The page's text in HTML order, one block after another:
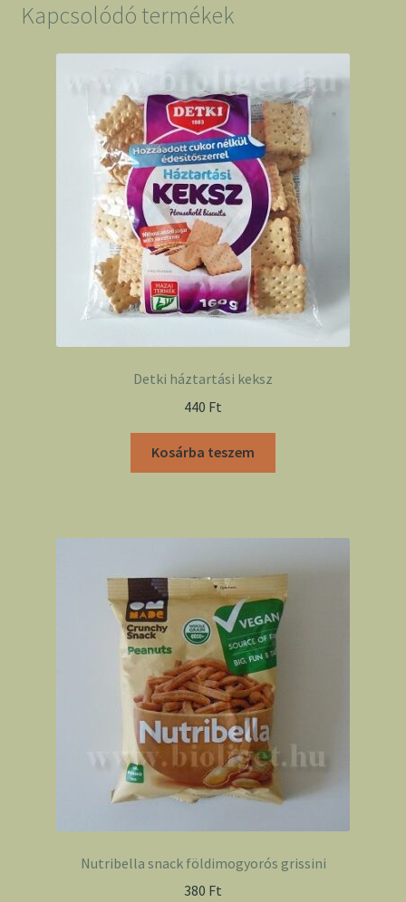
Kapcsolódó termékek
Detki háztartási keksz
440 Ft
Kosárba teszem
Nutribella snack földimogyorós grissini
380 Ft